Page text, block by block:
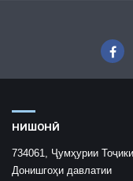
НИШОНӢ
734061, Ҷумҳурии
Донишгоҳи давлатии